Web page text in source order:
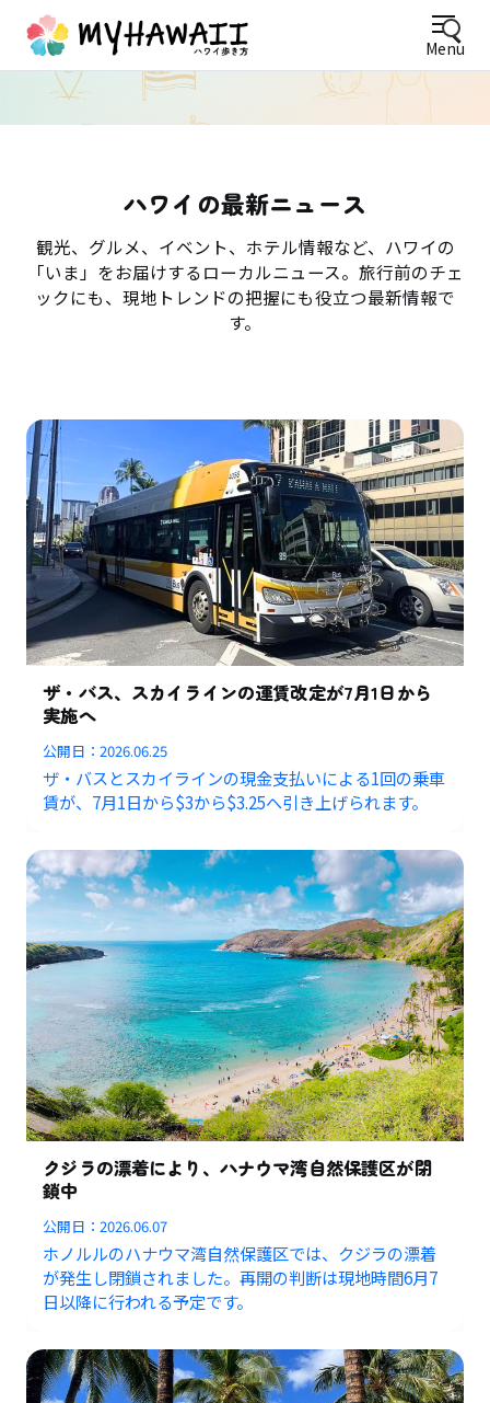
Menu
ハワイの最新ニュース
観光、グルメ、イベント、ホテル情報など、ハワイの
「いま」をお届けするローカルニュース。旅行前のチェ
ックにも、現地トレンドの把握にも役立つ最新情報で
す。
ザ・バス、スカイラインの運賃改定が7月1日から
実施へ
公開日：2026.06.25
ザ・バスとスカイラインの現金支払いによる1回の乗車
賃が、7月1日から$3から$3.25へ引き上げられます。
クジラの漂着により、ハナウマ湾自然保護区が閉
鎖中
公開日：2026.06.07
ホノルルのハナウマ湾自然保護区では、クジラの漂着
が発生し閉鎖されました。再開の判断は現地時間6月7
日以降に行われる予定です。